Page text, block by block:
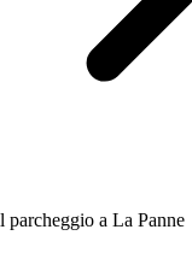
parcheggio a La Panne